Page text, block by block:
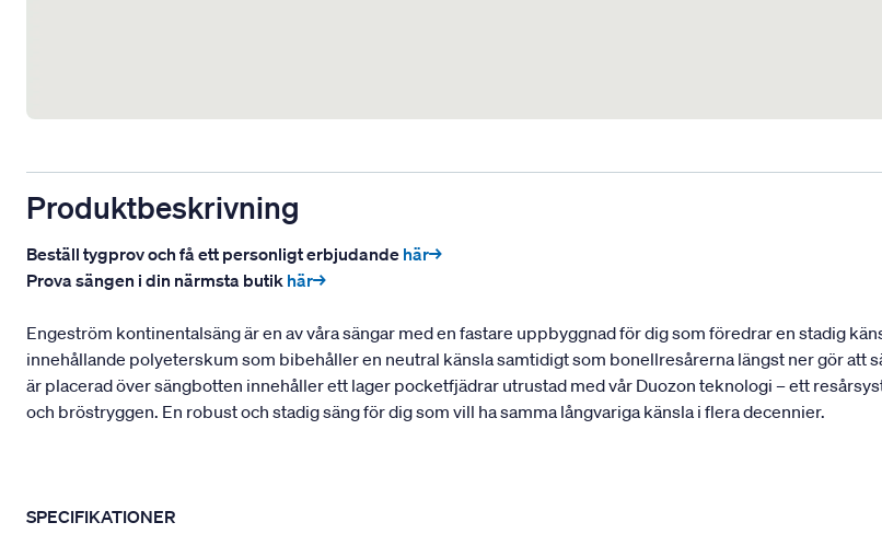
Produktbeskrivning
Beställ tygprov och få ett personligt erbjudande här→
Prova sängen i din närmsta butik här→
Engeström kontinentalsäng är en av våra sängar med en fastare uppbyggnad för dig som föredrar en stadig
innehållande polyeterskum som bibehåller en neutral känsla samtidigt som bonellresårerna längst ner gör att
är placerad över sängbotten innehåller ett lager pocketfjädrar utrustad med vår Duozon teknologi – ett
och bröstryggen. En robust och stadig säng för dig som vill ha samma långvariga känsla i flera decennier.
SPECIFIKATIONER